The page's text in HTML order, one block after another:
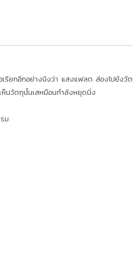
รียกอีกอย่างนึงว่า แสงแฟลต ส่องไปยังวั
ห็นวัตถุนั้นเสหมือนกำลังหยุดนิ่ง
ม